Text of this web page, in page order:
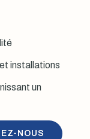
installations
un
NOUS